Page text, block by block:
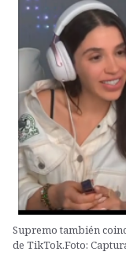
Supremo también
de TikTok.Foto: